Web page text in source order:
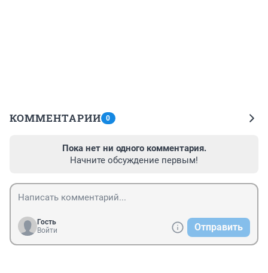
КОММЕНТАРИИ 0
Пока нет ни одного комментария.
Начните обсуждение первым!
Гость
Войти
Отправить